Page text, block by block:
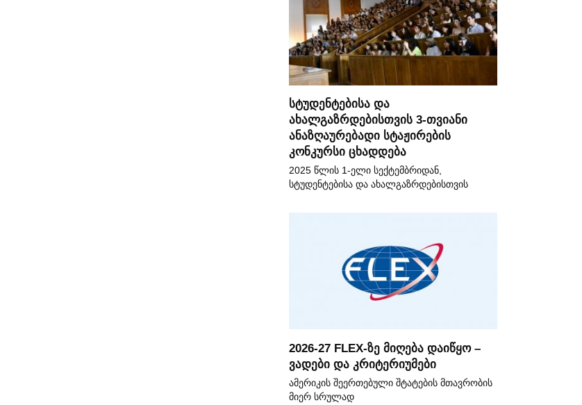
სტუდენტებისა და
ახალგაზრდებისთვის 3-თვიანი
ანაზღაურებადი სტაჟირების
კონკურსი ცხადდება
2025 წლის 1-ელი სექტემბრიდან,
სტუდენტებისა და ახალგაზრდებისთვის
2026-27 FLEX-ზე მიღება დაიწყო –
ვადები და კრიტერიუმები
ამერიკის შეერთებული შტატების მთავრობის
მიერ სრულად